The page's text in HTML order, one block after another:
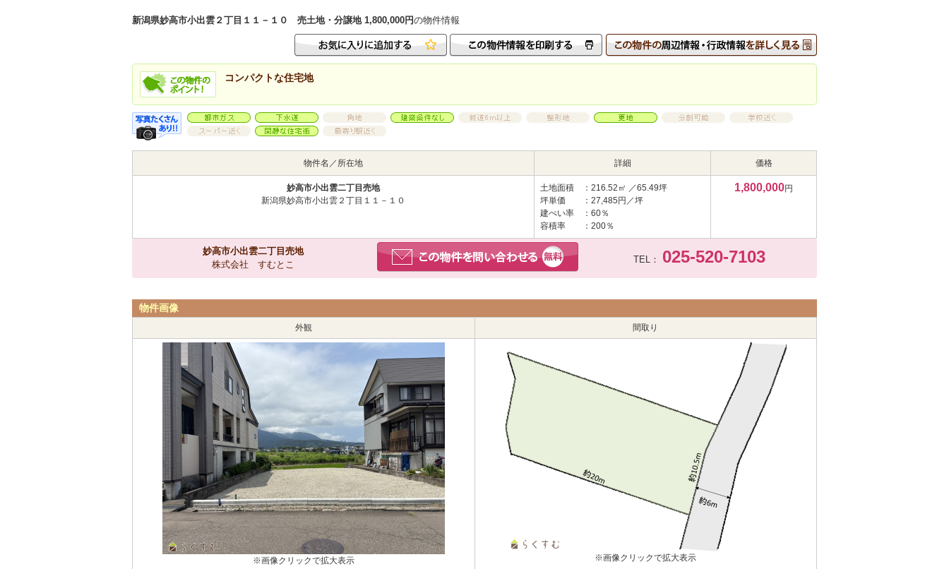
新潟県妙高市小出雲２丁目１１－１０ 売土地・分譲地 1,800,000円の物件情報
コンパクトな住宅地
物件名／所在地 詳細 価格
妙高市小出雲二丁目売地
新潟県妙高市小出雲２丁目１１－１０
土地面積
：216.52㎡ ／65.49坪
坪単価
：27,485円／坪
建ぺい率
：60％
容積率
：200％
1,800,000円
妙高市小出雲二丁目売地
株式会社 すむとこ
TEL： 025-520-7103
物件画像
外観 間取り
※画像クリックで拡大表示 ※画像クリックで拡大表示